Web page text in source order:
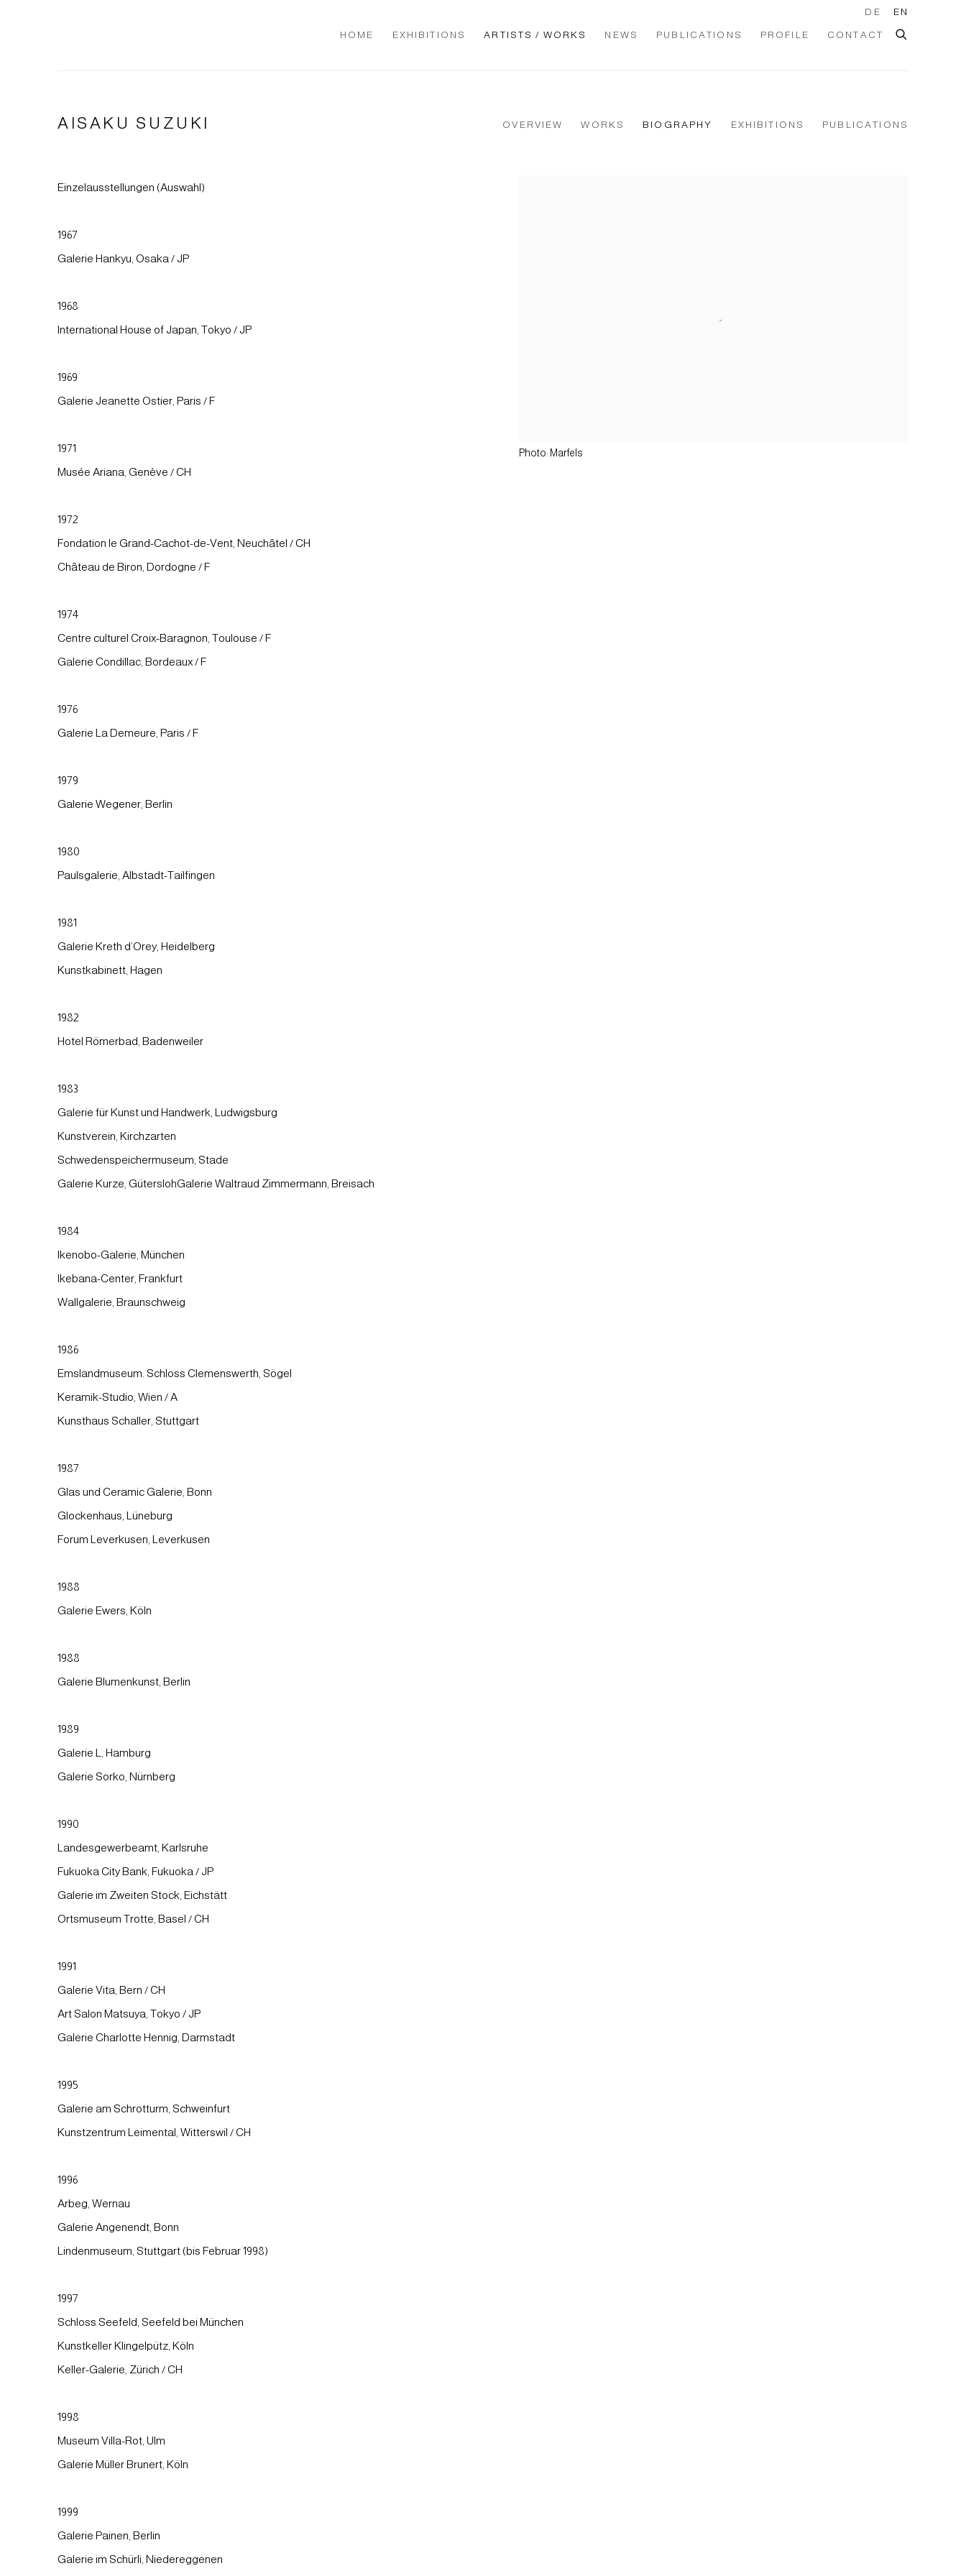
HOME EXHIBITIONS ARTISTS / WORKS NEWS PUBLICATIONS PROFILE CONTACT
DE EN
AISAKU SUZUKI OVERVIEW WORKS BIOGRAPHY EXHIBITIONS PUBLICATIONS
Photo: Marfels
Einzelausstellungen (Auswahl)
1967
Galerie Hankyu, Osaka / JP
1968
International House of Japan, Tokyo / JP
1969
Galerie Jeanette Ostier, Paris / F
1971
Musée Ariana, Genève / CH
1972
Fondation le Grand-Cachot-de-Vent, Neuchâtel / CH
Château de Biron, Dordogne / F
1974
Centre culturel Croix-Baragnon, Toulouse / F
Galerie Condillac, Bordeaux / F
1976
Galerie La Demeure, Paris / F
1979
Galerie Wegener, Berlin
1980
Paulsgalerie, Albstadt-Tailfingen
1981
Galerie Kreth d’Orey, Heidelberg
Kunstkabinett, Hagen
1982
Hotel Römerbad, Badenweiler
1983
Galerie für Kunst und Handwerk, Ludwigsburg
Kunstverein, Kirchzarten
Schwedenspeichermuseum, Stade
Galerie Kurze, GüterslohGalerie Waltraud Zimmermann, Breisach
1984
Ikenobo-Galerie, München
Ikebana-Center, Frankfurt
Wallgalerie, Braunschweig
1986
Emslandmuseum. Schloss Clemenswerth, Sögel
Keramik-Studio, Wien / A
Kunsthaus Schaller, Stuttgart
1987
Glas und Ceramic Galerie, Bonn
Glockenhaus, Lüneburg
Forum Leverkusen, Leverkusen
1988
Galerie Ewers, Köln
1988
Galerie Blumenkunst, Berlin
1989
Galerie L, Hamburg
Galerie Sorko, Nürnberg
1990
Landesgewerbeamt, Karlsruhe
Fukuoka City Bank, Fukuoka / JP
Galerie im Zweiten Stock, Eichstätt
Ortsmuseum Trotte, Basel / CH
1991
Galerie Vita, Bern / CH
Art Salon Matsuya, Tokyo / JP
Galerie Charlotte Hennig, Darmstadt
1995
Galerie am Schrotturm, Schweinfurt
Kunstzentrum Leimental, Witterswil / CH
1996
Arbeg, Wernau
Galerie Angenendt, Bonn
Lindenmuseum, Stuttgart (bis Februar 1998)
1997
Schloss Seefeld, Seefeld bei München
Kunstkeller Klingelpütz, Köln
Keller-Galerie, Zürich / CH
1998
Museum Villa-Rot, Ulm
Galerie Müller Brunert, Köln
1999
Galerie Painen, Berlin
Galerie im Schürli, Niedereggenen